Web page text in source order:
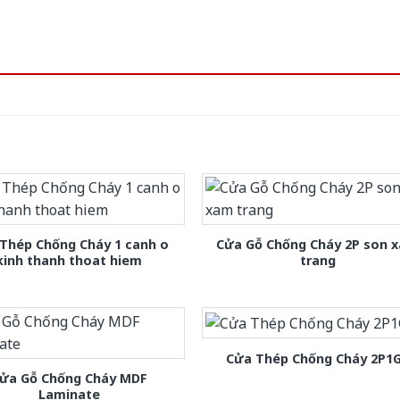
Chống Cháy 1 canh o
thanh thoat hiem
Cửa Gỗ Chống Cháy 2P son
trang
Gỗ Chống Cháy MDF
Laminate
Cửa Thép Chống Cháy